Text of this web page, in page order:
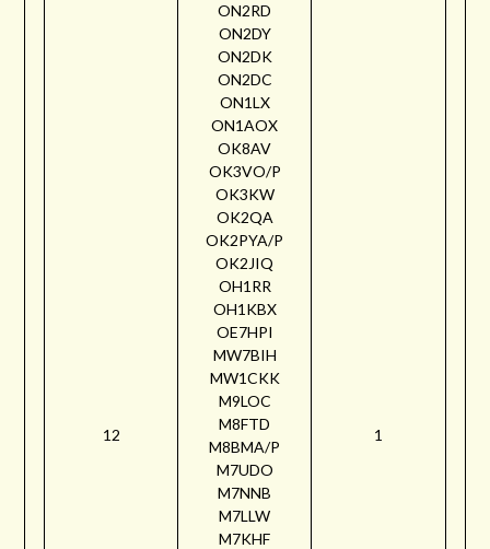
12
ON2RD
ON2DY
ON2DK
ON2DC
ON1LX
ON1AOX
OK8AV
OK3VO/P
OK3KW
OK2QA
OK2PYA/P
OK2JIQ
OH1RR
OH1KBX
OE7HPI
MW7BIH
MW1CKK
M9LOC
M8FTD
M8BMA/P
M7UDO
M7NNB
M7LLW
M7KHF
1